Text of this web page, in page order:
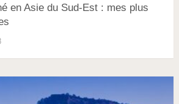
en Asie du Sud-Est : mes plus